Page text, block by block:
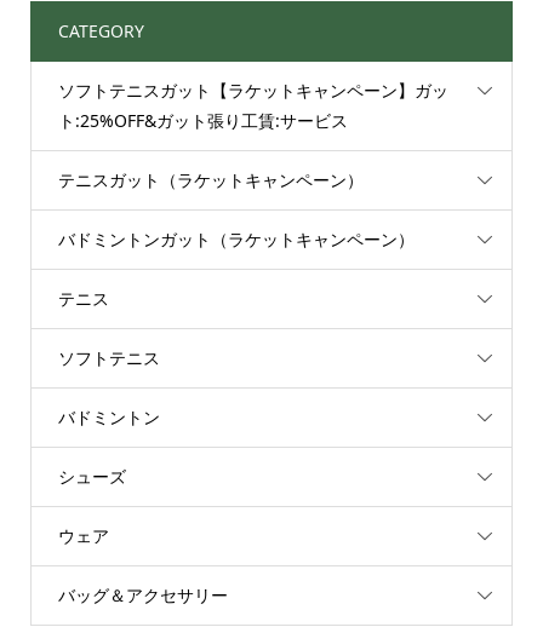
CATEGORY
ソフトテニスガット【ラケットキャンペーン】ガッ
ト:25%OFF&ガット張り工賃:サービス
テニスガット（ラケットキャンペーン）
バドミントンガット（ラケットキャンペーン）
テニス
ソフトテニス
バドミントン
シューズ
ウェア
バッグ＆アクセサリー